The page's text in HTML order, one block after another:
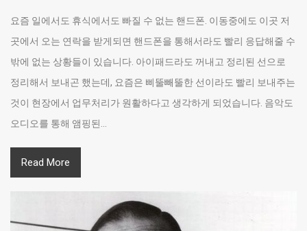
요즘 일에서도 휴식에서도 빠질 수 없는 핸드폰. 이동중에도 이곳 저
곳에서 오는 연락을 받게되면 핸드폰을 통해서라도 빨리 응답해줄 수
밖에 없는 상황들이 있습니다. 아이패드라도 꺼내고 정리된 선으로
정리해서 보내곤 했는데, 요즘은 삐뚤빼뚤한 선이라도 빨리 보내주는
것이 현장에서 업무처리가 원활하다고 생각하게 되었습니다. 음악도
오디오를 통해 앰핑된...
Read More